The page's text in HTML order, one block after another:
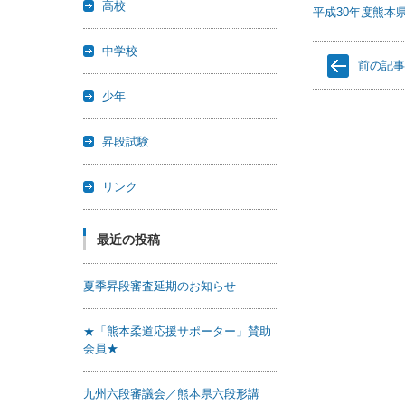
平成30年度熊本
前の記事
高校
中学校
少年
昇段試験
リンク
最近の投稿
夏季昇段審査延期のお知らせ
★「熊本柔道応援サポーター」賛助
会員★
九州六段審議会／熊本県六段形講